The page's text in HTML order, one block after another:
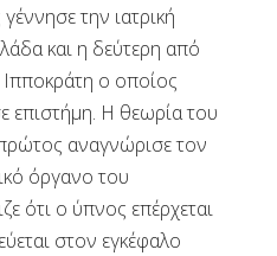
την ιατρική
και η δεύτερη από
ο οποίος
επιστήμη. Η θεωρία του
αναγνώρισε τον
όργανο του
ότι ο ύπνος επέρχεται
στον εγκέφαλο